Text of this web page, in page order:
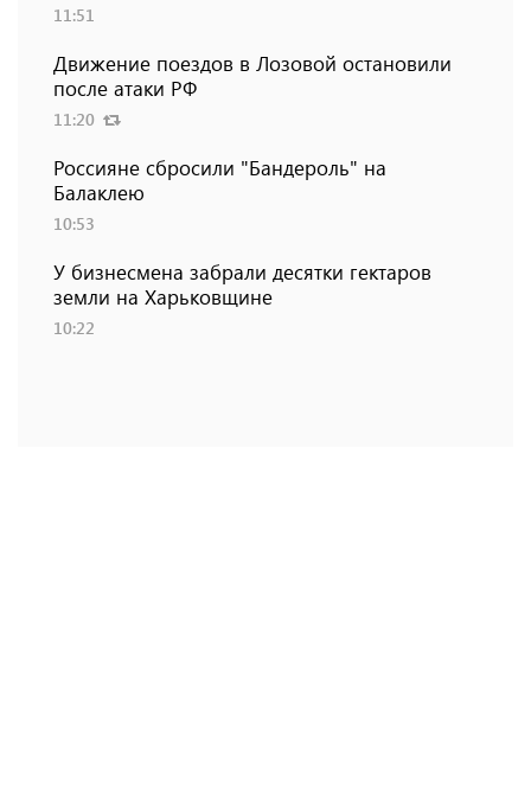
11:51
Движение поездов в Лозовой остановили
после атаки РФ
11:20
Россияне сбросили "Бандероль" на
Балаклею
10:53
У бизнесмена забрали десятки гектаров
земли на Харьковщине
10:22